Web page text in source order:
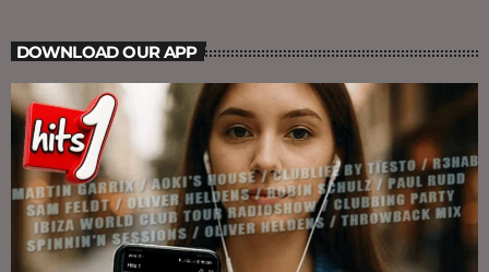
DOWNLOAD OUR APP